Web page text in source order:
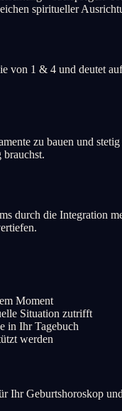
spiritueller
von 1 & 4 und deutet
zu bauen und
durch die Integration
Moment
Situation zutrifft
in Ihr Tagebuch
werden
Ihr Geburtshoroskop